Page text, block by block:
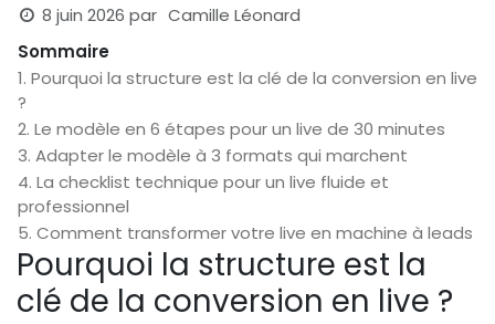
8 juin 2026 par Camille Léonard
Sommaire
1. Pourquoi la structure est la clé de la conversion en live
?
2. Le modèle en 6 étapes pour un live de 30 minutes
3. Adapter le modèle à 3 formats qui marchent
4. La checklist technique pour un live fluide et
professionnel
5. Comment transformer votre live en machine à leads
Pourquoi la structure est la
clé de la conversion en live ?